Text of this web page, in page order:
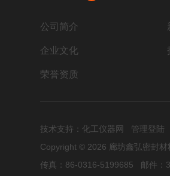
公司简介
企业文化
荣誉资质
技术支持： 化工仪器网 管理登陆
Copyright © 2026 廊坊鑫弘密封
传真：86-0316-5199685 邮件：